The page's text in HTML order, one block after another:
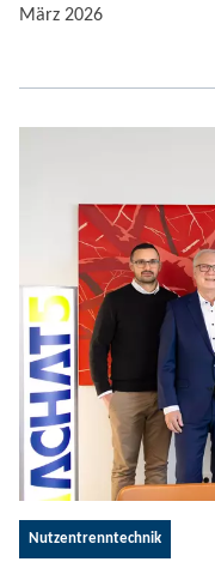
März 2026
Nutzentrenntechnik